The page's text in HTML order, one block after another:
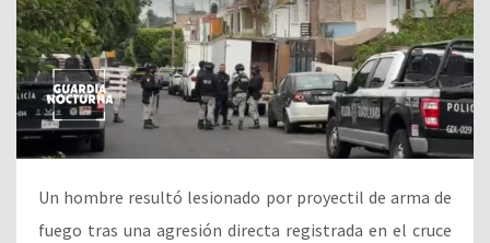
Un hombre resultó lesionado por proyectil de arma de
fuego tras una agresión directa registrada en el cruce